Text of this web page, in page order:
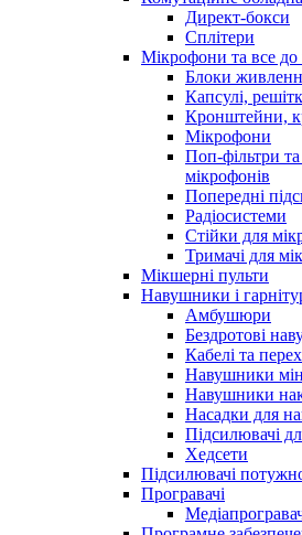
Директ-бокси
Сплітери
Мікрофони та все
Блоки
Капсулі,
Кронштейни,
Мікрофони
Поп-фільтри та
мікрофонів
Попередні
Радіосистеми
Стійки для
Тримачі для
Мікшерні пульти
Навушники і
Амбушюри
Бездротові
Кабелі та
Навушники
Навушники
Насадки для
Підсилювачі
Хедсети
Підсилювачі
Програвачі